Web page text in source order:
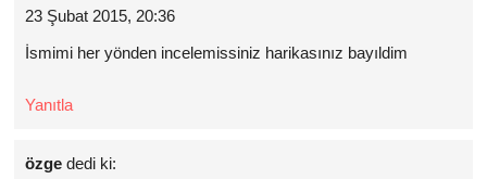
23 Şubat 2015, 20:36
İsmimi her yönden incelemissiniz harikasınız bayıldim
Yanıtla
özge dedi ki: